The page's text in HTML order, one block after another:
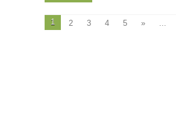
1 2 3 4 5 »
...